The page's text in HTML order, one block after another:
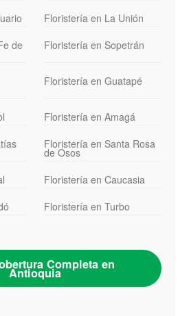
Floristería en La Unión
de
Floristería en Sopetrán
Floristería en Guatapé
Floristería en Amagá
Floristería en Santa Rosa
de Osos
Floristería en Caucasia
Floristería en Turbo
Completa en
Antioquia